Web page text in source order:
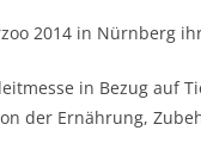
2014 in Nürnberg
in Bezug auf
der Ernährung,